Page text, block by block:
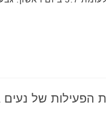
הפעילות של נעים